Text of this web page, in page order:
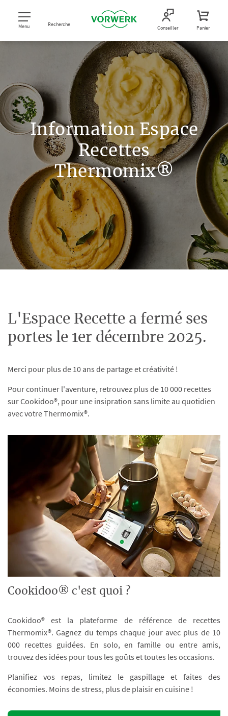
Menu Recherche Conseiller Panier
Information Espace
Recettes
Thermomix®
L'Espace Recette a fermé ses
portes le 1er décembre 2025.
Merci pour plus de 10 ans de partage et créativité !
Pour continuer l'aventure, retrouvez plus de 10 000 recettes
sur Cookidoo®, pour une insipration sans limite au quotidien
avec votre Thermomix®.
Cookidoo® c'est quoi ?
Cookidoo® est la plateforme de référence de recettes
Thermomix®. Gagnez du temps chaque jour avec plus de 10
000 recettes guidées. En solo, en famille ou entre amis,
trouvez des idées pour tous les goûts et toutes les occasions.
Planifiez vos repas, limitez le gaspillage et faites des
économies. Moins de stress, plus de plaisir en cuisine !